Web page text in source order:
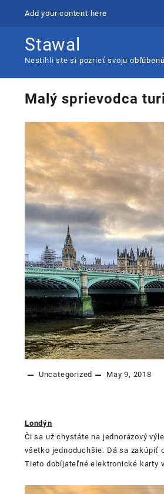
Add your content here
Stawal
Nestihli ste si pozrieť svoju
Malý sprievodca
Uncategorized May 9, 2018
Londýn
Či sa už chystáte na jednorázový
všetko jednoduchšie. Dá sa zakúpiť
Tieto dobíjateľné elektronické karty